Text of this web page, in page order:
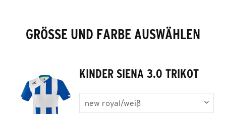
GRÖSSE UND FARBE AUSWÄHLEN
KINDER SIENA 3.0 TRIKOT